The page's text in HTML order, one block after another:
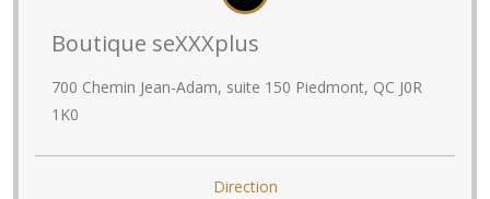
Boutique seXXXplus
700 Chemin Jean-Adam, suite 150 Piedmont, QC J0R
1K0
Direction